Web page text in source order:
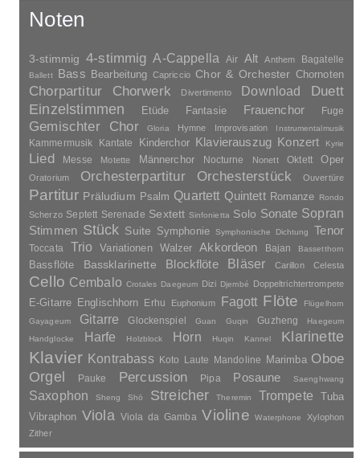
Noten
3-stimmig 4-stimmig A-Cappella Air Alt Anthem Bagatelle
Ballett Bass Bearbeitung Capriccio Chor & Orchester Chornoten
Chorpartitur Chorwerk Divertimento Download
Duett
Einzelstimmen
Etüde Fantasie Frauenchor Fuge
Gemischter Chor Gloria Hymne Improvisation Instrumentalmusik
Kammermusik Kantate Kinderchor Klavierauszug Konzert Kyrie
Lied Messe Motette Männerchor Nocturne Nonett Oktett Oper
Oratorium Orchesterpartitur Orchesterstück Ouvertüre
Partitur Präludium Psalm Quartett Quintett Romanze Rondo
Scherzo Septett Serenade Sextett Sinfonietta Solo Sonate Sopran
Stimmen Stück Suite Symphonie Symphonische Dichtung Tenor
Toccata Trio Variationen Walzer Akkordeon Bajan Bassetthorn
Bassflöte Bassklarinette Blockflöte Bläser Carillon Celesta
Cello Cembalo Crotales Daegeum Dizi Djembé Doppeltrichtertrompete
E-Gitarre Englischhorn Erhu Euphonium Fagott Flöte
Flügelhorn
Gayageum
Gitarre Glockenspiel Guan Guqin Guzheng
Haegeum
Handglocke
Harfe Holzblock Horn Huqin Kannel Klarinette
Klavier Kontrabass Koto Laute Mandoline Marimba Oboe
Orgel Pauke Percussion Pipa Posaune Saenghwang
Saxophon Sheng Shō Streicher Theremin Trompete
Tuba
Vibraphon Viola Viola da Gamba Violine Waterphone
Xylophon
Zither